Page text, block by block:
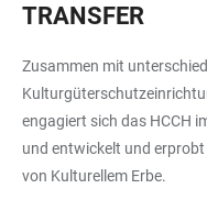
die
halten,
im
Hintergrund
sind
Kinder
TRANSFER
Zusammen mit
engagiert sich das HCCH
und entwickelt und
von Kulturellem Erbe.